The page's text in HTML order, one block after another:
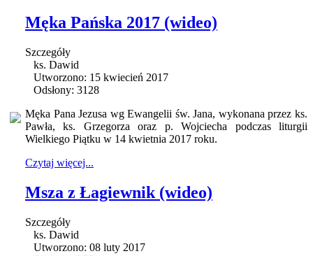
Męka Pańska 2017 (wideo)
Szczegóły
ks. Dawid
Utworzono: 15 kwiecień 2017
Odsłony: 3128
Męka Pana Jezusa wg Ewangelii św. Jana, wykonana przez ks.
Pawła, ks. Grzegorza oraz p. Wojciecha podczas liturgii
Wielkiego Piątku w 14 kwietnia 2017 roku.
Czytaj więcej...
Msza z Łagiewnik (wideo)
Szczegóły
ks. Dawid
Utworzono: 08 luty 2017